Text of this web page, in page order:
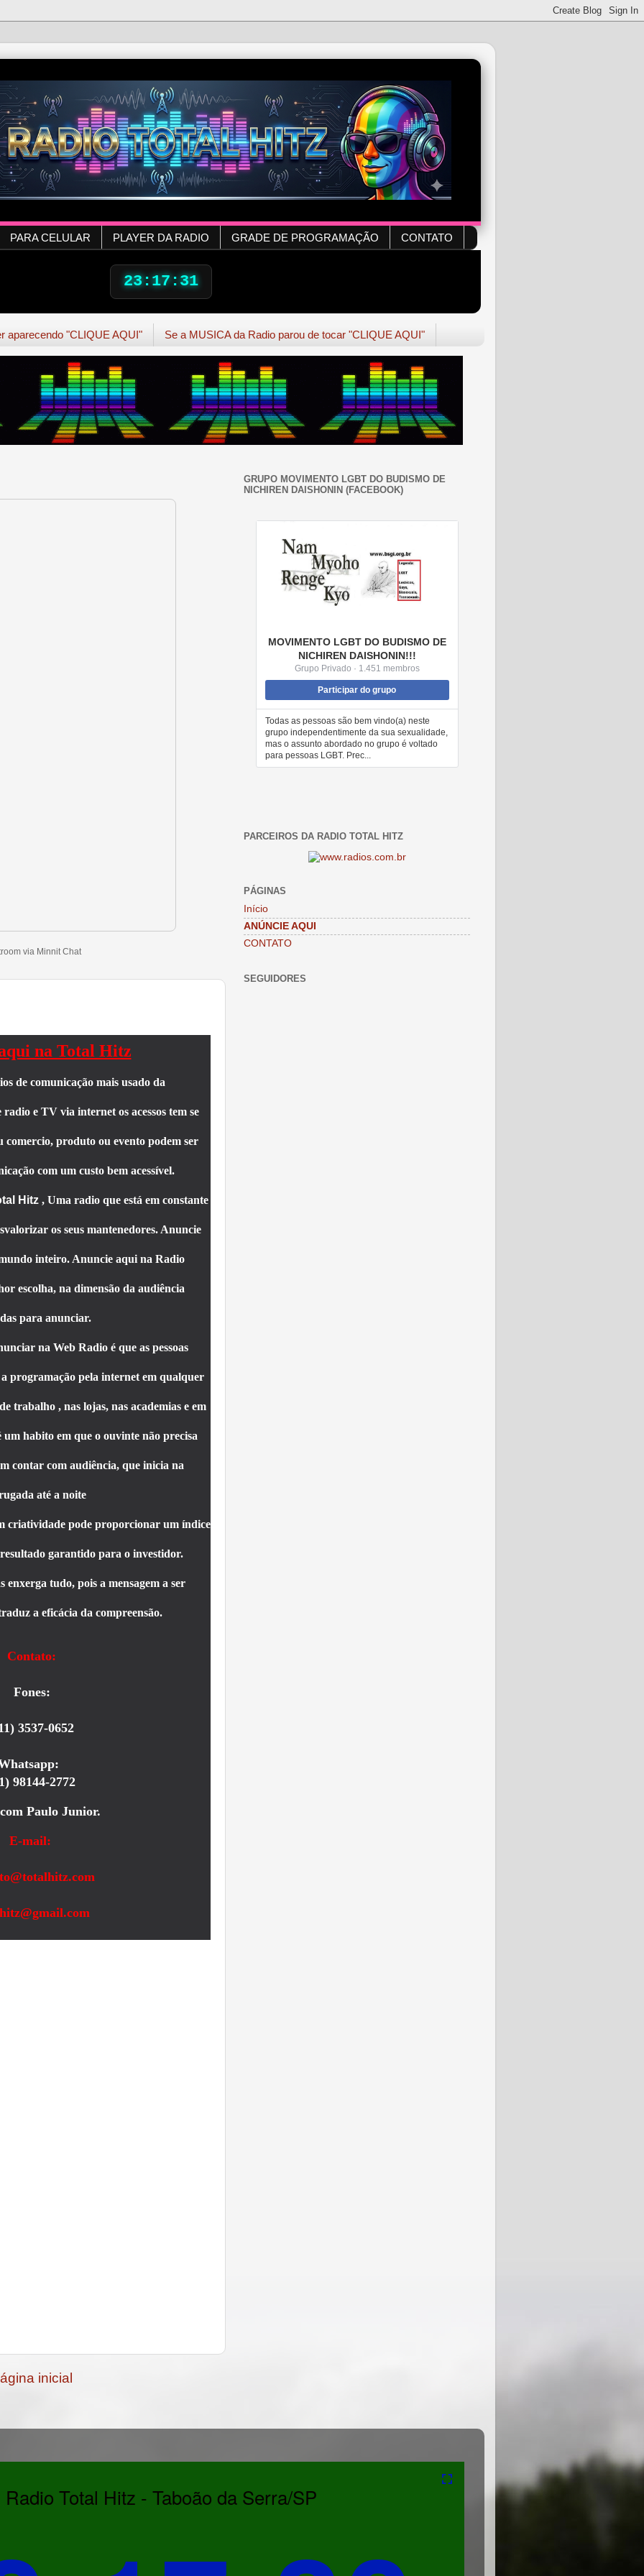
PARA CELULAR PLAYER DA RADIO GRADE DE PROGRAMAÇÃO CONTATO
23:17:32
aparecendo "CLIQUE AQUI" Se a MUSICA da Radio parou de tocar "CLIQUE AQUI"
via Minnit Chat
na Total Hitz
de comunicação mais usado da
e TV via internet os acessos tem se
comercio, produto ou evento podem ser
com um custo bem acessível.
Hitz , Uma radio que está em constante
os seus mantenedores. Anuncie
inteiro. Anuncie aqui na Radio
escolha, na dimensão da audiência
para anunciar.
na Web Radio é que as pessoas
programação pela internet em qualquer
trabalho , nas lojas, nas academias e em
um habito em que o ouvinte não precisa
contar com audiência, que inicia na
até a noite
criatividade pode proporcionar um índice
garantido para o investidor.
enxerga tudo, pois a mensagem a ser
a eficácia da compreensão.
Contato:
Fones:
3537-0652
98144-2772
Paulo Junior.
E-mail:
inicial
GRUPO MOVIMENTO LGBT DO BUDISMO DE
NICHIREN DAISHONIN (FACEBOOK)
MOVIMENTO LGBT DO BUDISMO DE
NICHIREN DAISHONIN!!!
Grupo Privado · 1.451 membros
Participar do grupo
Todas as pessoas são bem vindo(a) neste
grupo independentimente da sua sexualidade,
mas o assunto abordado no grupo é voltado
para pessoas LGBT. Prec...
PARCEIROS DA RADIO TOTAL HITZ
PÁGINAS
Início
ANÚNCIE AQUI
CONTATO
SEGUIDORES